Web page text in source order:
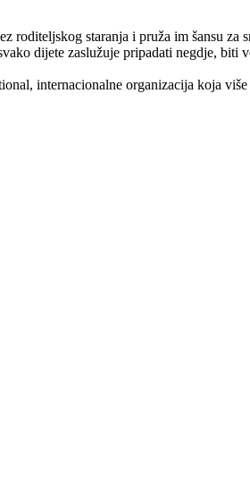
staranja i pruža im šansu
dijete zaslužuje pripadati negdje, biti
internacionalne organizacija koja